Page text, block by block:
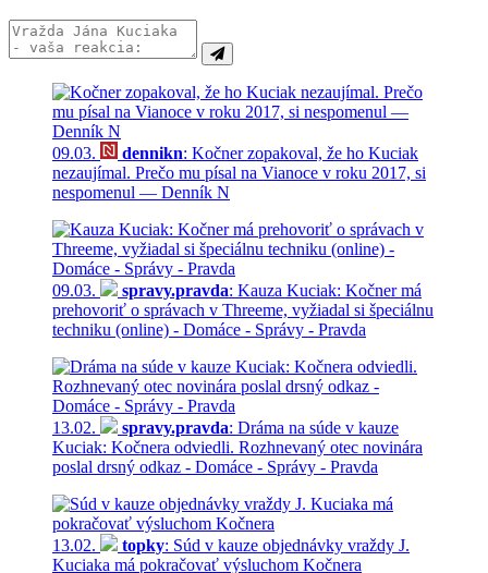
09.03. dennikn: Kočner zopakoval, že ho Kuciak
nezaujímal. Prečo mu písal na Vianoce v roku 2017, si
nespomenul — Denník N
09.03. spravy.pravda: Kauza Kuciak: Kočner má
prehovoriť o správach v Threeme, vyžiadal si špeciálnu
techniku (online) - Domáce - Správy - Pravda
13.02. spravy.pravda: Dráma na súde v kauze
Kuciak: Kočnera odviedli. Rozhnevaný otec novinára
poslal drsný odkaz - Domáce - Správy - Pravda
13.02. topky: Súd v kauze objednávky vraždy J.
Kuciaka má pokračovať výsluchom Kočnera